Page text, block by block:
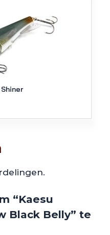
“Kaesu
Black Belly” te